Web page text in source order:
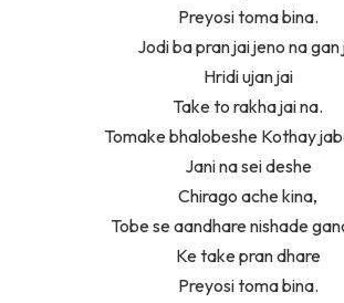
Preyosi toma bina.
Jodi ba pran jai jeno na gan
Hridi ujan jai
Take to rakha jai na.
Tomake bhalobeshe Kothay
Jani na sei deshe
Chirago ache kina,
Tobe se aandhare nishade
Ke take pran dhare
Preyosi toma bina.